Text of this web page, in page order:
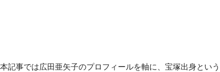
本記事では広田亜矢子のプロフィールを軸に、宝塚出身という